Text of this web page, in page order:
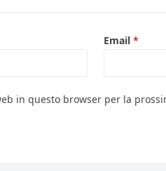
Email *
in questo browser per la